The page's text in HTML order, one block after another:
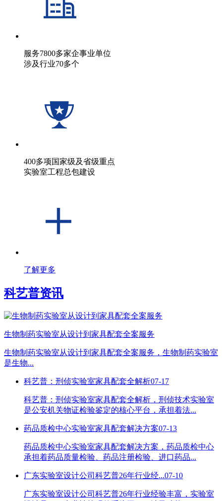
服务7800多家企事业单位
涉及行业70多个
400多项国家级及省级重点
实验室工程总包建设
了解更多
科艺普资讯
生物制药实验室从设计到家具配套全案服务
生物制药实验室从设计到家具配套全案服务，生物制药实验室
是生物...
科艺普：刑侦实验室家具配套全解析07-17
科艺普：刑侦实验室家具配套全解析，刑侦技术实验室
是公安机关物证检验鉴定的核心平台，承担着法...
药品质检中心实验室家具配套解决方案07-13
药品质检中心实验室家具配套解决方案，药品质检中心
承担着药品质量检验、药品注册检验、进口药品...
广东实验室设计公司科艺普26年行业经...07-10
广东实验室设计公司科艺普26年行业经验丰富，实验室